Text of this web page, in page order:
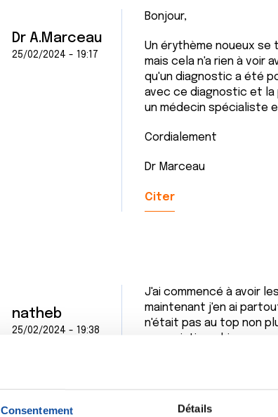
Consentement Détails
Dr A.Marceau
25/02/2024 - 19:17
Bonjour,
Un érythème noueux
mais cela n'a rien à voir
qu'un diagnostic a été
avec ce diagnostic et la
un médecin spécialiste
Cordialement
Dr Marceau
Citer
natheb
25/02/2024 - 19:38
J'ai commencé à avoir
maintenant j'en ai
n'était pas au top non
une scintigraphie